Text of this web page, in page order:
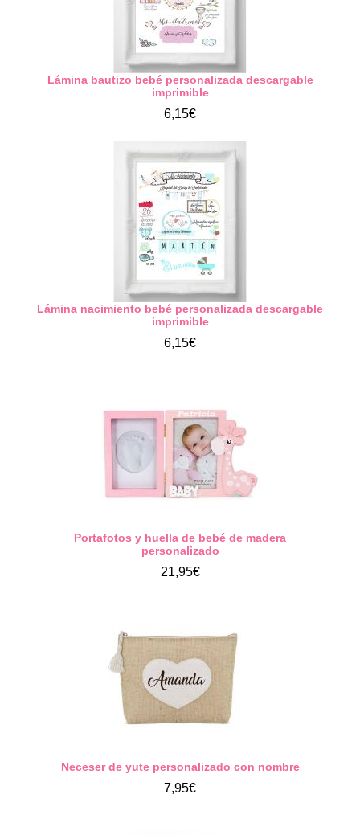
Lámina bautizo bebé personalizada descargable
imprimible
6,15€
Lámina nacimiento bebé personalizada descargable
imprimible
6,15€
Portafotos y huella de bebé de madera
personalizado
21,95€
Neceser de yute personalizado con nombre
7,95€